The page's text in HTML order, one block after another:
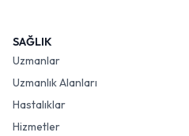
SAĞLIK
Uzmanlar
Uzmanlık Alanları
Hastalıklar
Hizmetler